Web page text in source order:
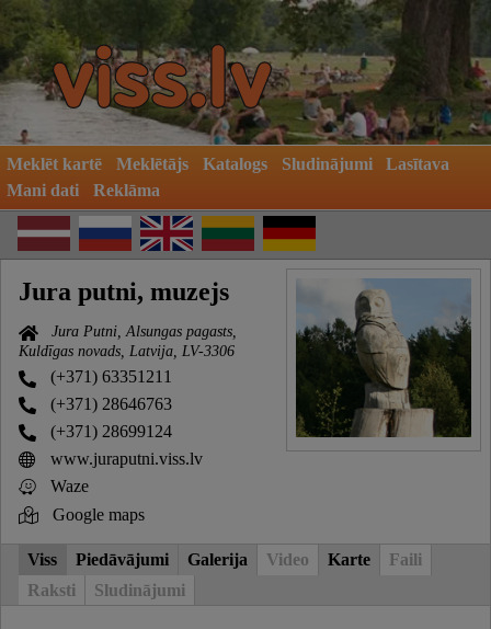
Meklēt kartē Meklētājs Katalogs Sludinājumi
Lasītava
Mani dati
Reklāma
Jura putni, muzejs
Jura Putni, Alsungas pagasts,
Kuldīgas novads, Latvija, LV-3306
(+371) 63351211
(+371) 28646763
(+371) 28699124
www.juraputni.viss.lv
Waze
Google maps
Viss Piedāvājumi Galerija Video Karte
Faili
Raksti
Sludinājumi